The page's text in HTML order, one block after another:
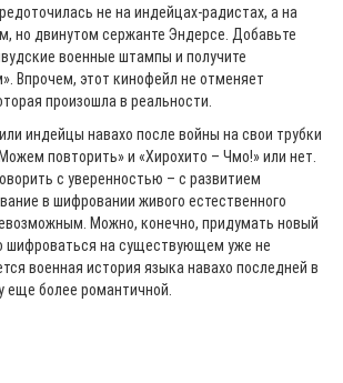
не на индейцах-радистах, а на
но двинутом сержанте Эндерсе. Добавьте
военные штампы и получите
Впрочем, этот кинофейл не отменяет
произошла в реальности.
индейцы навахо после войны на свои трубки
повторить» и «Хирохито – Чмo!» или нет.
с уверенностью – с развитием
в шифровании живого естественного
Можно, конечно, придумать новый
шифроваться на существующем уже не
военная история языка навахо последней в
еще более романтичной.